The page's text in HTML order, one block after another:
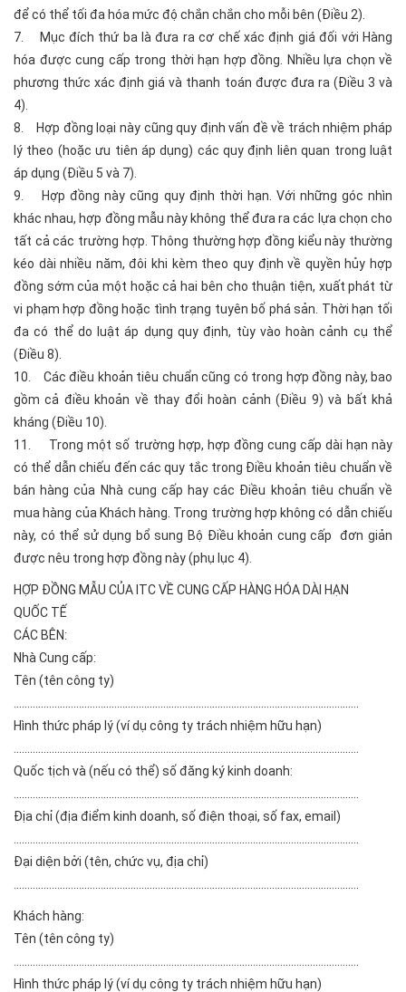
để có thể tối đa hóa mức độ chắn chắn cho mỗi bên (Điều 2).
7. Mục đích thứ ba là đưa ra cơ chế xác định giá đối với Hàng
hóa được cung cấp trong thời hạn hợp đồng. Nhiều lựa chọn về
phương thức xác định giá và thanh toán được đưa ra (Điều 3 và
4).
8. Hợp đồng loại này cũng quy định vấn đề về trách nhiệm pháp
lý theo (hoặc ưu tiên áp dụng) các quy định liên quan trong luật
áp dụng (Điều 5 và 7).
9. Hợp đồng này cũng quy định thời hạn. Với những góc nhìn
khác nhau, hợp đồng mẫu này không thể đưa ra các lựa chọn cho
tất cả các trường hợp. Thông thường hợp đồng kiểu này thường
kéo dài nhiều năm, đôi khi kèm theo quy định về quyền hủy hợp
đồng sớm của một hoặc cả hai bên cho thuận tiện, xuất phát từ
vi phạm hợp đồng hoặc tình trạng tuyên bố phá sản. Thời hạn tối
đa có thể do luật áp dụng quy định, tùy vào hoàn cảnh cụ thể
(Điều 8).
10. Các điều khoản tiêu chuẩn cũng có trong hợp đồng này, bao
gồm cả điều khoản về thay đổi hoàn cảnh (Điều 9) và bất khả
kháng (Điều 10).
11. Trong một số trường hợp, hợp đồng cung cấp dài hạn này
có thể dẫn chiếu đến các quy tắc trong Điều khoản tiêu chuẩn về
bán hàng của Nhà cung cấp hay các Điều khoản tiêu chuẩn về
mua hàng của Khách hàng. Trong trường hợp không có dẫn chiếu
này, có thể sử dụng bổ sung Bộ Điều khoản cung cấp đơn giản
được nêu trong hợp đồng này (phụ lục 4).
HỢP ĐỒNG MẪU CỦA ITC VỀ CUNG CẤP HÀNG HÓA DÀI HẠN
QUỐC TẾ
CÁC BÊN:
Nhà Cung cấp:
Tên (tên công ty)
Hình thức pháp lý (ví dụ công ty trách nhiệm hữu hạn)
Quốc tịch và (nếu có thể) số đăng ký kinh doanh:
Địa chỉ (địa điểm kinh doanh, số điện thoại, số fax, email)
Đại diện bởi (tên, chức vụ, địa chỉ)
Khách hàng:
Tên (tên công ty)
Hình thức pháp lý (ví dụ công ty trách nhiệm hữu hạn)